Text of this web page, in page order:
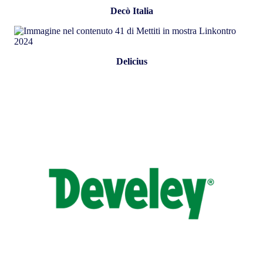
Decò Italia
Delicius